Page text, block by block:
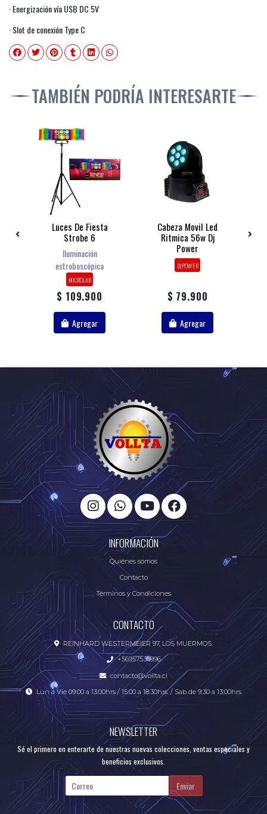
· Energización vía USB DC 5V
· Slot de conexión Type C
TAMBIÉN PODRÍA INTERESARTE
Luces De Fiesta
Strobe 6
Iluminación
estroboscópica
MICROLAB
$ 109.900
Agregar
Cabeza Movil Led
Ritmica 56w Dj
Power
DJPOWER
$ 79.900
Agregar
INFORMACIÓN
Quiénes somos
Contacto
Términos y Condiciones
CONTACTO
REINHARD WESTERMEIER 97, LOS MUERMOS.
+56957536996
contacto@vollta.cl
Lun a Vie 09:00 a 13:00hrs / 15:00 a 18:30hrs. / Sab de 9:30 a 13:00hrs
NEWSLETTER
Sé el primero en enterarte de nuestras nuevas colecciones, ventas especiales y
beneficios exclusivos.
Enviar